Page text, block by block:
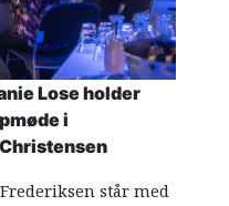
Lose holder
i
står med